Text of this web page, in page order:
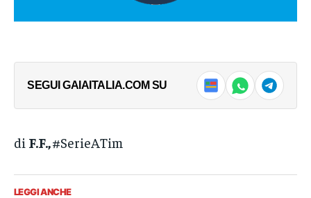
SEGUI GAIAITALIA.COM SU
di F.F.,#SerieATim
LEGGI ANCHE